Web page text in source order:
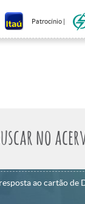
Patrocínio |
ao cartão de